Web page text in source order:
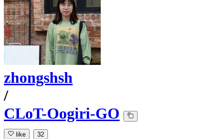
zhongshsh
/
CLoT-Oogiri-GO
like 32